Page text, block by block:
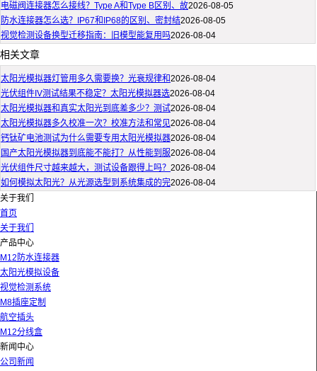
电磁阀连接器怎么接线？Type A和Type B区别、故2026-08-05
防水连接器怎么选？IP67和IP68的区别、密封结2026-08-05
视觉检测设备换型迁移指南：旧模型能复用吗2026-08-04
相关文章
太阳光模拟器灯管用多久需要换？光衰规律和2026-08-04
光伏组件IV测试结果不稳定？太阳光模拟器选2026-08-04
太阳光模拟器和真实太阳光到底差多少？测试2026-08-04
太阳光模拟器多久校准一次？校准方法和常见2026-08-04
钙钛矿电池测试为什么需要专用太阳光模拟器2026-08-04
国产太阳光模拟器到底能不能打？从性能到服2026-08-04
光伏组件尺寸越来越大，测试设备跟得上吗？ 2026-08-04
如何模拟太阳光？从光源选型到系统集成的完2026-08-04
关于我们
首页
关于我们
产品中心
M12防水连接器
太阳光模拟设备
视觉检测系统
M8插座定制
航空插头
M12分线盒
新闻中心
公司新闻